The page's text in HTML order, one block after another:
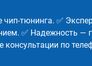
чип-тюнинга. ✅
✅ Надежность —
консультации по